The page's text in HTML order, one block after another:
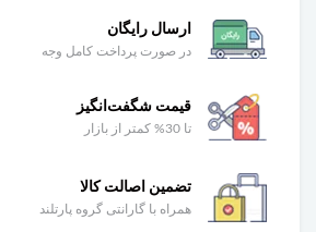
ارسال رایگان
در صورت پرداخت کامل وجه
قیمت شگفت‌انگیز
تا 30% کمتر از بازار
تضمین اصالت کالا
همراه با گارانتی گروه پارتلند